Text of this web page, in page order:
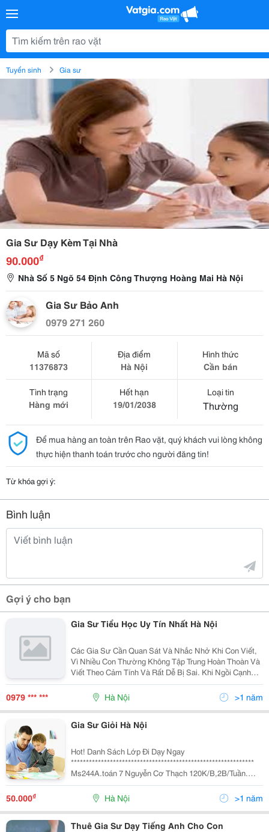
Tuyển sinh Gia sư
Gia Sư Dạy Kèm Tại Nhà
90.000₫
Nhà Số 5 Ngõ 54 Định Công Thượng Hoàng Mai Hà Nội
Gia Sư Bảo Anh
0979 271 260
Mã số
11376873
Địa điểm
Hà Nội
Hình thức
Cần bán
Tình trạng
Hàng mới
Hết hạn
19/01/2038
Loại tin
Thường
Để mua hàng an toàn trên Rao vặt, quý khách vui lòng không
thực hiện thanh toán trước cho người đăng tin!
Từ khóa gợi ý:
Bình luận
Gợi ý cho bạn
Gia Sư Tiểu Học Uy Tín Nhất Hà Nội
Các Gia Sư Cần Quan Sát Và Nhắc Nhở Khi Con Viết,
Vì Nhiều Con Thường Không Tập Trung Hoàn Thoàn Và
Viết Theo Cảm Tính Và Rất Dễ Bị Sai. Khi Ngồi Cạnh
Con Cũng Cần Nhẹ Nhàng Và Thoải Mát Nhất Có Thể.
Các Bạn Cũng Cho Bé Đọc, Đánh Vần Các Từ Trước
0979 *** *** Hà Nội >1 năm
Gia Sư Giỏi Hà Nội
Hot! Danh Sách Lớp Đi Dạy Ngay
*************************************************************
Ms244A.toán 7 Nguyễn Cơ Thạch 120K/B,2B/Tuần.
Ycsv Ms244B.văn7 Nguyễn Cơ Thạch 120K/B,2B/Tuần.
Ycsv Ms 243. Gia Sư Toán 12 , Tạ Quang Bửu, 130K/B
50.000₫ Hà Nội >1 năm
Thuê Gia Sư Dạy Tiếng Anh Cho Con